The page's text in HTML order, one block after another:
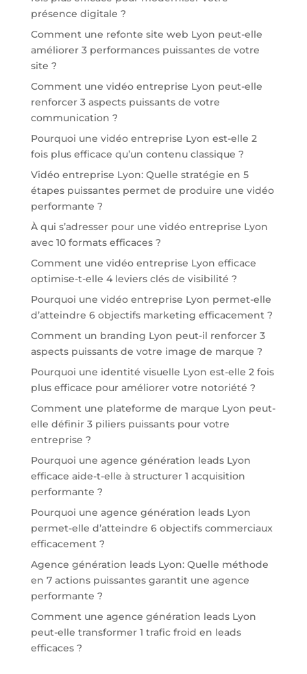
présence digitale ?
Comment une refonte site web Lyon peut-elle
améliorer 3 performances puissantes de votre
site ?
Comment une vidéo entreprise Lyon peut-elle
renforcer 3 aspects puissants de votre
communication ?
Pourquoi une vidéo entreprise Lyon est-elle 2
fois plus efficace qu’un contenu classique ?
Vidéo entreprise Lyon: Quelle stratégie en 5
étapes puissantes permet de produire une vidéo
performante ?
À qui s’adresser pour une vidéo entreprise Lyon
avec 10 formats efficaces ?
Comment une vidéo entreprise Lyon efficace
optimise-t-elle 4 leviers clés de visibilité ?
Pourquoi une vidéo entreprise Lyon permet-elle
d’atteindre 6 objectifs marketing efficacement ?
Comment un branding Lyon peut-il renforcer 3
aspects puissants de votre image de marque ?
Pourquoi une identité visuelle Lyon est-elle 2 fois
plus efficace pour améliorer votre notoriété ?
Comment une plateforme de marque Lyon peut-
elle définir 3 piliers puissants pour votre
entreprise ?
Pourquoi une agence génération leads Lyon
efficace aide-t-elle à structurer 1 acquisition
performante ?
Pourquoi une agence génération leads Lyon
permet-elle d’atteindre 6 objectifs commerciaux
efficacement ?
Agence génération leads Lyon: Quelle méthode
en 7 actions puissantes garantit une agence
performante ?
Comment une agence génération leads Lyon
peut-elle transformer 1 trafic froid en leads
efficaces ?